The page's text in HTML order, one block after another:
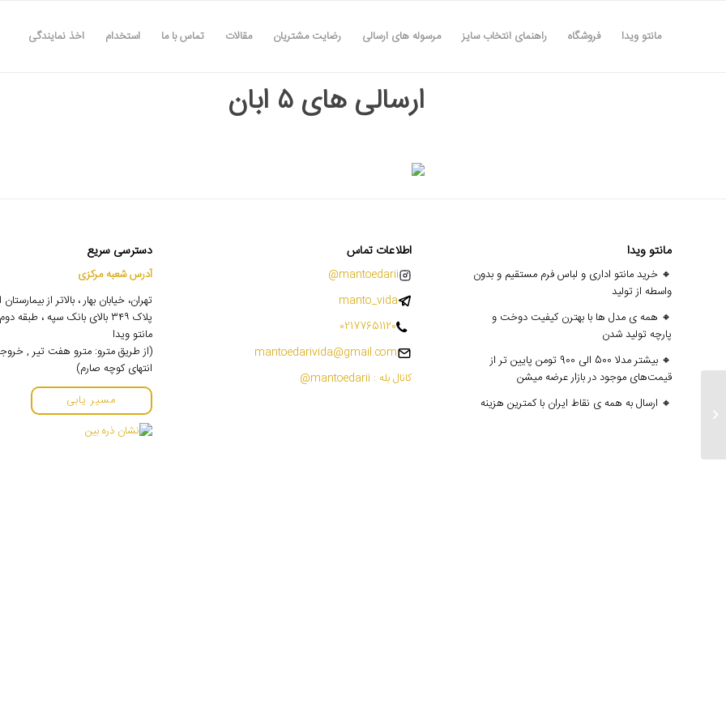
مانتو ویدا فروشگاه راهنمای انتخاب سایز مرسوله های ارسالی رضایت مشتریان مقالات تماس با ما استخدام اخذ نمایندگی
ارسالی های ۵ ابان
مانتو ویدا
🔸 خرید مانتو اداری و لباس فرم مستقیم و بدون
واسطه از تولید
🔸 همه ی مدل ها با بهترن کیفیت دوخت و
پارچه تولید شدن
🔸 بیشتر مدلا 500 الی 900 تومن پایین تر از
قیمت‌های موجود در بازار عرضه میشن
🔸 ارسال به همه ی نقاط ایران با کمترین هزینه
اطلاعات تماس
mantoedarii@
manto_vida
02177651120
mantoedarivida@gmail.com
کانال بله : mantoedarii@
دسترسی سریع
آدرس شعبه مرکزی
تهران، خیابان بهار ، بالاتر از
پلاک ۳۴۹ بالای بانک سپه ،
مانتو ویدا
(از طریق مترو: مترو هفت تیر ,
انتهای کوچه صارم)
مسیر یابی